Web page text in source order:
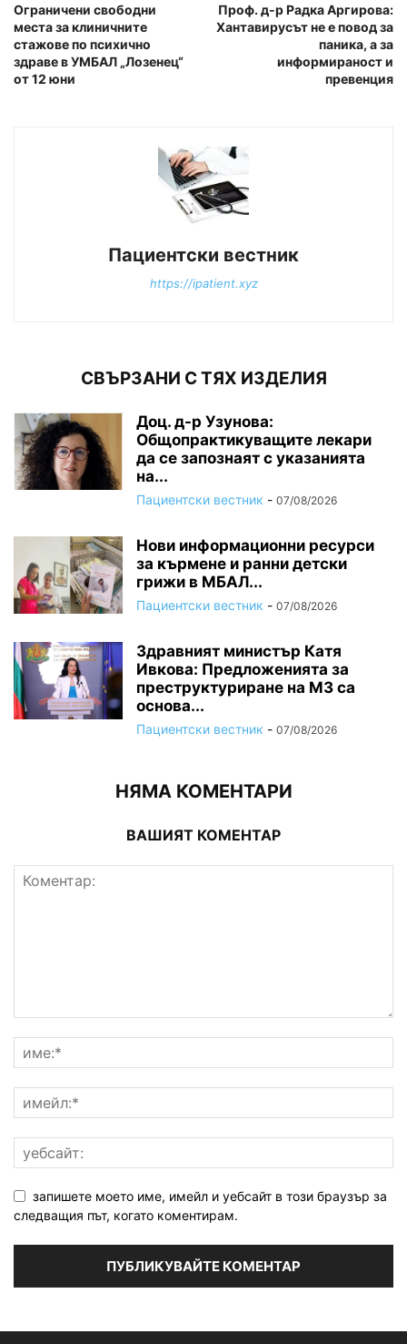
Ограничени свободни
места за клиничните
стажове по психично
здраве в УМБАЛ „Лозенец“
от 12 юни
Проф. д-р Радка Аргирова:
Хантавирусът не е повод за
паника, а за
информираност и
превенция
Пациентски вестник
https://ipatient.xyz
СВЪРЗАНИ С ТЯХ ИЗДЕЛИЯ
Доц. д-р Узунова:
Общопрактикуващите лекари
да се запознаят с указанията
на...
Пациентски вестник - 07/08/2026
Нови информационни ресурси
за кърмене и ранни детски
грижи в МБАЛ...
Пациентски вестник - 07/08/2026
Здравният министър Катя
Ивкова: Предложенията за
преструктуриране на МЗ са
основа...
Пациентски вестник - 07/08/2026
НЯМА КОМЕНТАРИ
ВАШИЯТ КОМЕНТАР
запишете моето име, имейл и уебсайт в този браузър за
следващия път, когато коментирам.